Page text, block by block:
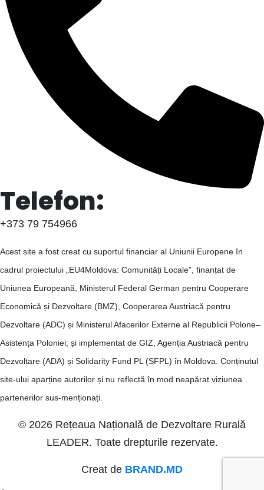
Telefon:
+373 79 754966
Acest site a fost creat cu suportul financiar al Uniunii Europene în
cadrul proiectului „EU4Moldova: Comunități Locale”, finanțat de
Uniunea Europeană, Ministerul Federal German pentru Cooperare
Economică și Dezvoltare (BMZ), Cooperarea Austriacă pentru
Dezvoltare (ADC) și Ministerul Afacerilor Externe al Republicii Polone–
Asistența Poloniei; și implementat de GIZ, Agenția Austriacă pentru
Dezvoltare (ADA) și Solidarity Fund PL (SFPL) în Moldova. Conținutul
site-ului aparține autorilor și nu reflectă în mod neapărat viziunea
partenerilor sus-menționați.
© 2026 Rețeaua Națională de Dezvoltare Rurală
LEADER. Toate drepturile rezervate.
Creat de BRAND.MD